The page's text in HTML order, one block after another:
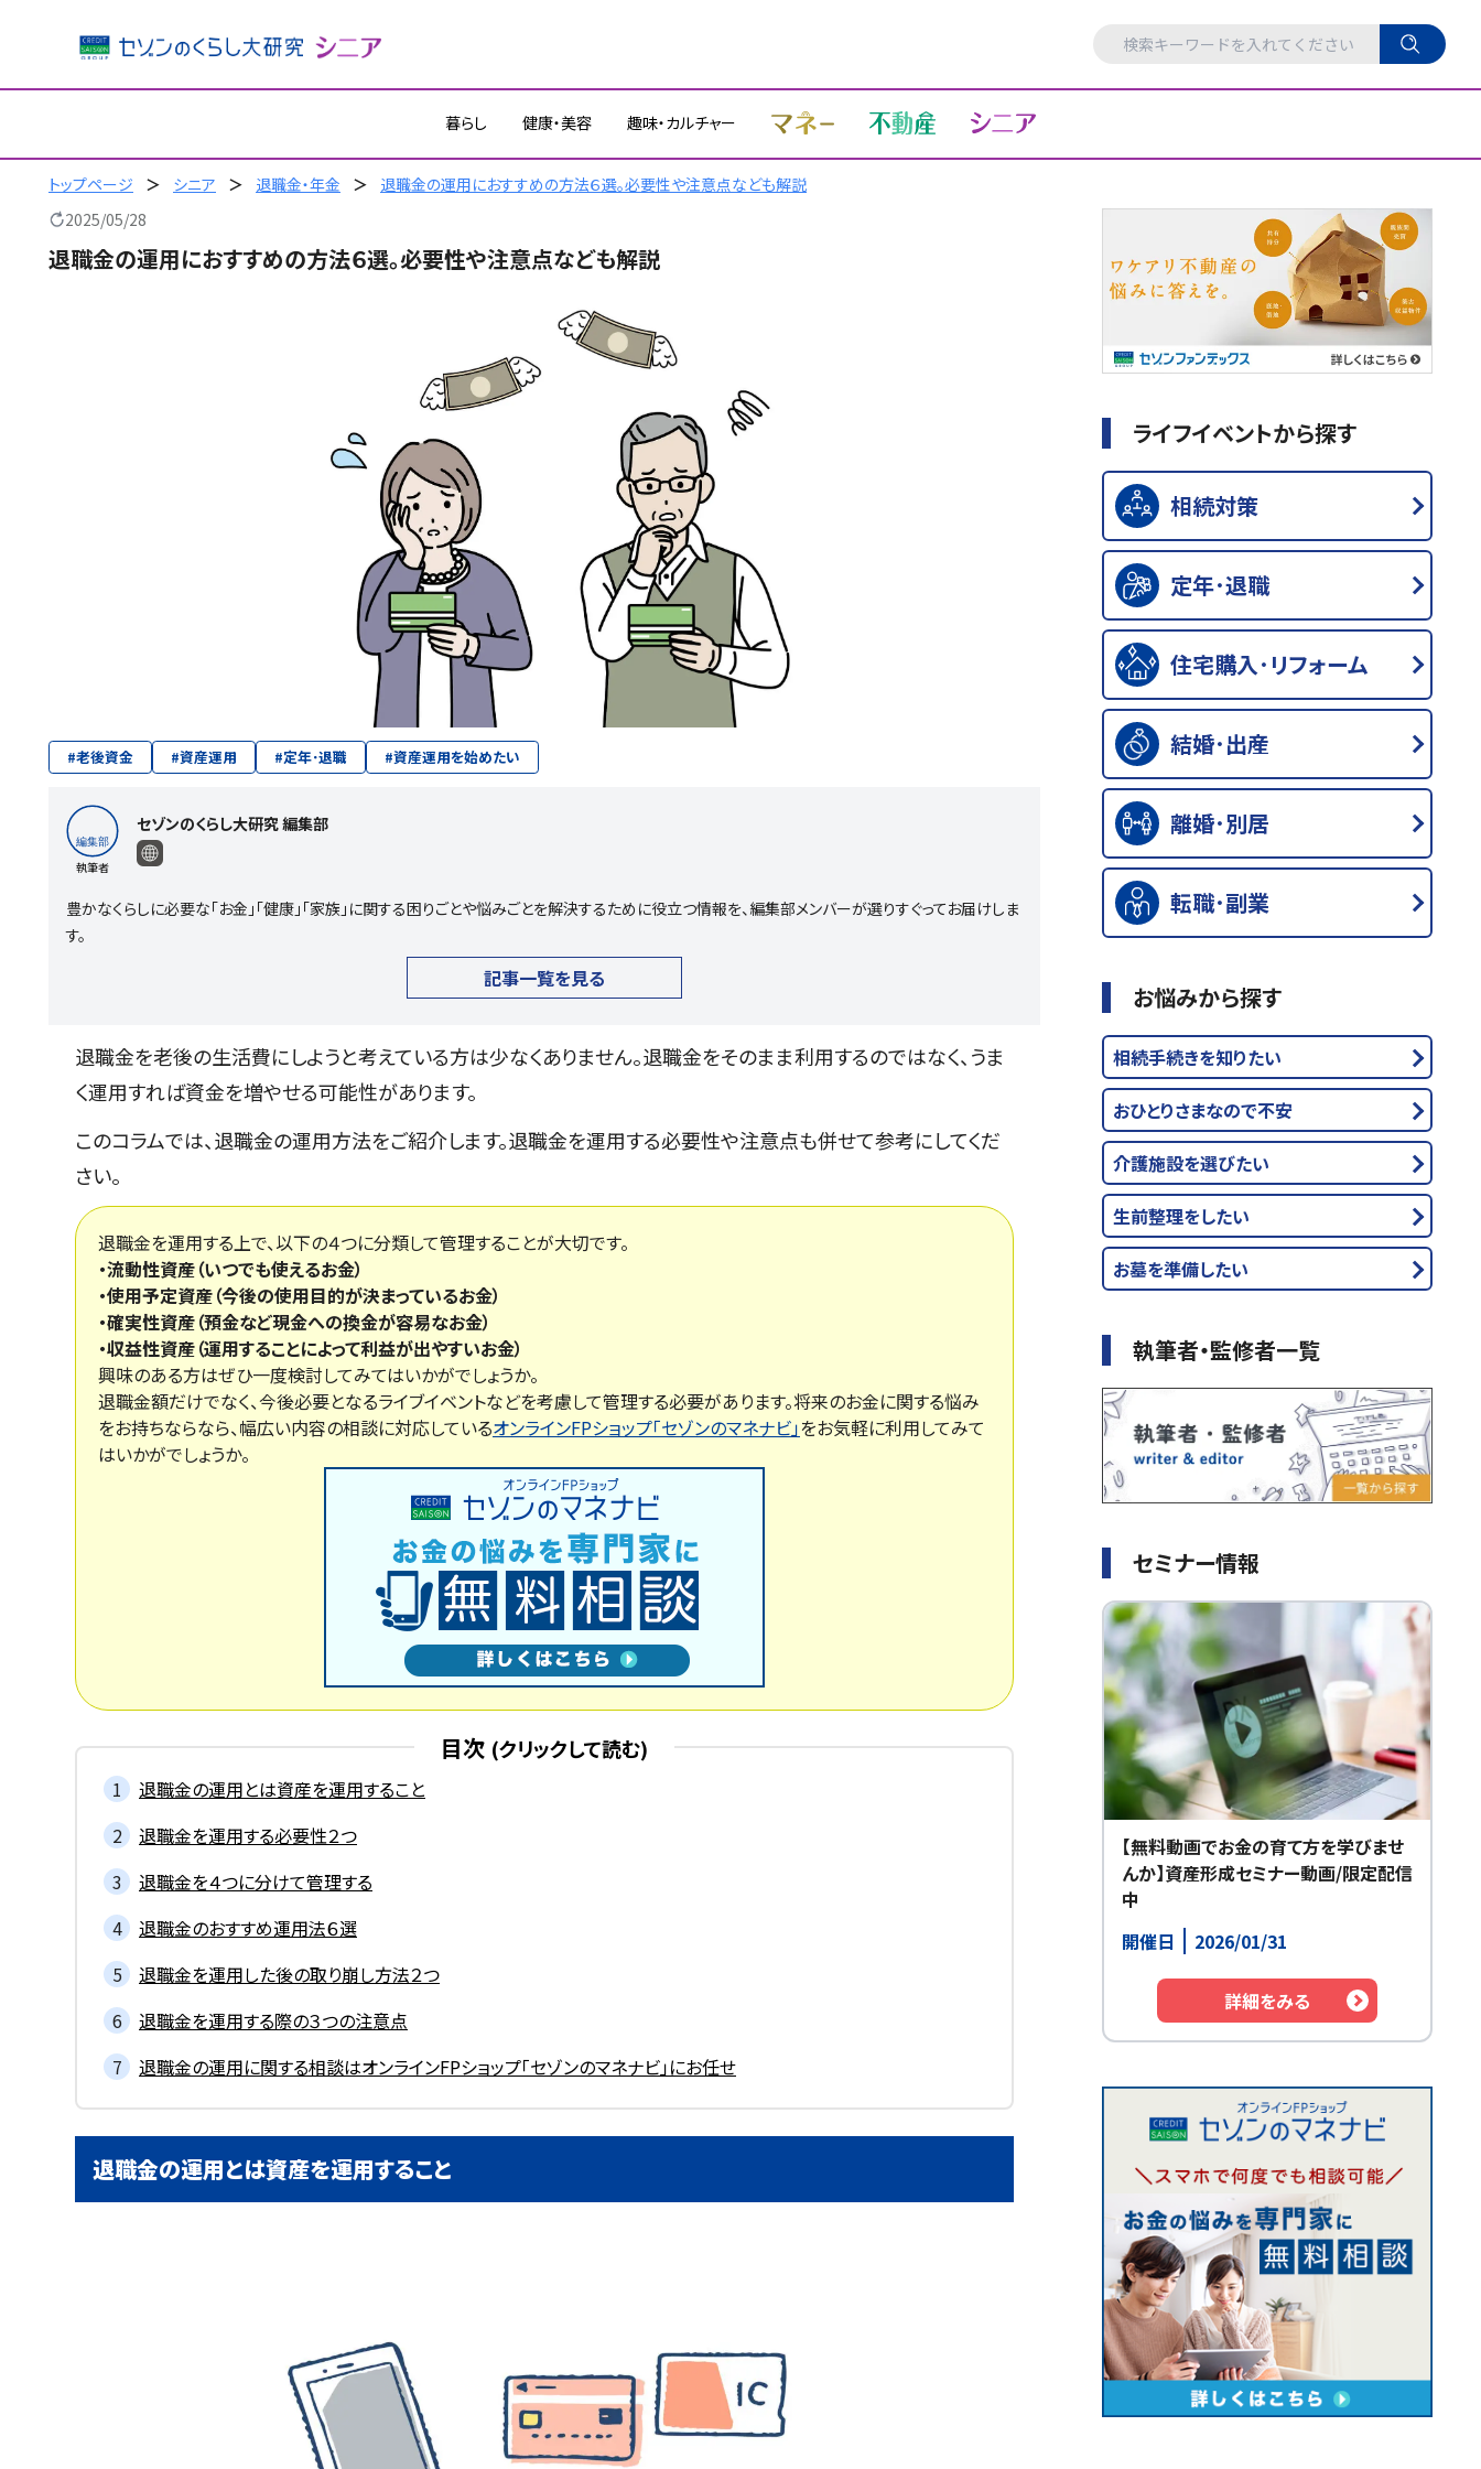
を
暮らし 健康・美容 趣味・カルチャー
トップページ シニア 退職金・年金
退職金の運用におすすめの方法６選。必要性や注意点なども解説
2025/05/28
退職金の運用におすすめの方法６選。必要性や注意点なども解説
#老後資金 #資産運用 #定年･退職 #資産運用を始めたい
執筆者
セゾンのくらし大研究 編集部
豊かなくらしに必要な「お金」「健康」「家族」に関する困りごとや悩みごとを解決するために役立つ情報を、編集部メンバーが選りすぐってお届けしま
す。
記事一覧を見る
退職金を老後の生活費にしようと考えている方は少なくありません。退職金をそのまま利用するのではなく、うま
く運用すれば資金を増やせる可能性があります。
このコラムでは、退職金の運用方法をご紹介します。退職金を運用する必要性や注意点も併せて参考にしてくだ
さい。
退職金を運用する上で、以下の４つに分類して管理することが大切です。
・流動性資産（いつでも使えるお金）
・使用予定資産（今後の使用目的が決まっているお金）
・確実性資産（預金など現金への換金が容易なお金）
・収益性資産（運用することによって利益が出やすいお金）
興味のある方はぜひ一度検討してみてはいかがでしょうか。
退職金額だけでなく、今後必要となるライブイベントなどを考慮して管理する必要があります。将来のお金に関する悩み
をお持ちならなら、幅広い内容の相談に対応しているオンラインFPショップ「セゾンのマネナビ」をお気軽に利用してみて
はいかがでしょうか。
目次
退職金の運用とは資産を運用すること
退職金を運用する必要性２つ
退職金を４つに分けて管理する
退職金のおすすめ運用法６選
退職金を運用した後の取り崩し方法２つ
退職金を運用する際の３つの注意点
退職金の運用に関する相談はオンラインFPショップ「セゾンのマネナビ」にお任せ
退職金の運用とは資産を運用すること
ライフイベントから探す
相続対策
定年･退職
住宅購入･リフォーム
結婚･出産
離婚･別居
転職･副業
お悩みから探す
相続手続きを知りたい
おひとりさまなので不安
介護施設を選びたい
生前整理をしたい
お墓を準備したい
執筆者・監修者一覧
セミナー情報
【無料動画でお金の育て方を学びませ
んか】資産形成セミナー動画/限定配信
中
開催日
2026/01/31
詳細をみる